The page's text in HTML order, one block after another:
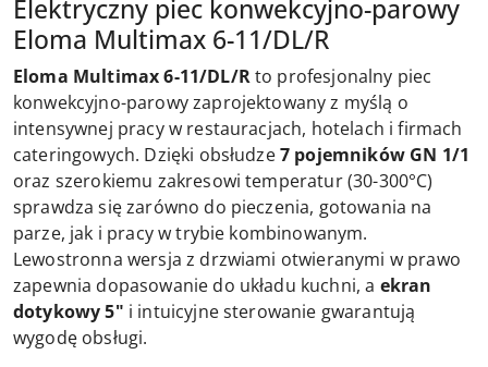
Elektryczny piec konwekcyjno-parowy
Eloma Multimax 6-11/DL/R
Eloma Multimax 6-11/DL/Rto profesjonalny piec
konwekcyjno-parowy zaprojektowany z myślą o
intensywnej pracy w restauracjach, hotelach i firmach
cateringowych. Dzięki obsłudze7 pojemników GN 1/1
oraz szerokiemu zakresowi temperatur (30-300°C)
sprawdza się zarówno do pieczenia, gotowania na
parze, jak i pracy w trybie kombinowanym.
Lewostronna wersja z drzwiami otwieranymi w prawo
zapewnia dopasowanie do układu kuchni, a ekran
dotykowy 5" i intuicyjne sterowanie gwarantują
wygodę obsługi.